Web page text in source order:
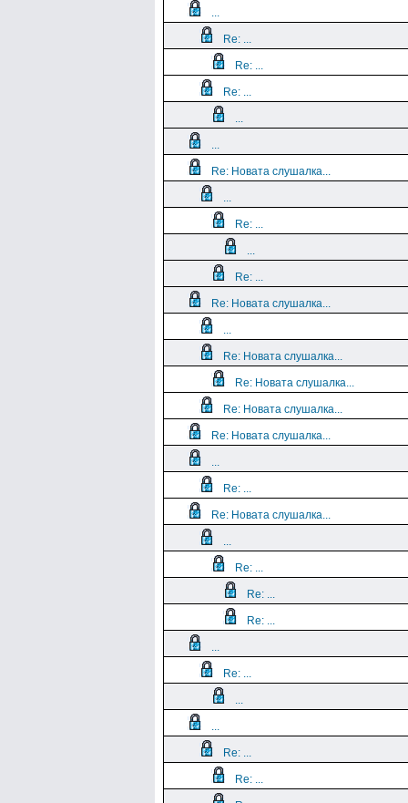
...
Re: ...
Re: ...
Re: ...
...
...
Re: Новата слушалка...
...
Re: ...
...
Re: ...
Re: Новата слушалка...
...
Re: Новата слушалка...
Re: Новата слушалка...
Re: Новата слушалка...
Re: Новата слушалка...
...
Re: ...
Re: Новата слушалка...
...
Re: ...
Re: ...
Re: ...
...
Re: ...
...
...
Re: ...
Re: ...